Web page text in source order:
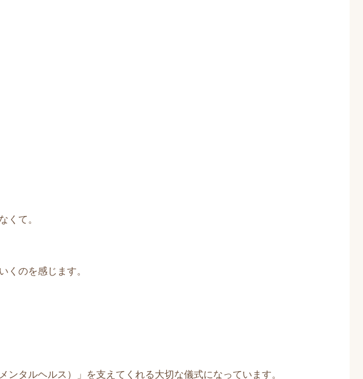
くて。
くのを感じます。
タルヘルス）」を支えてくれる大切な儀式になっています。